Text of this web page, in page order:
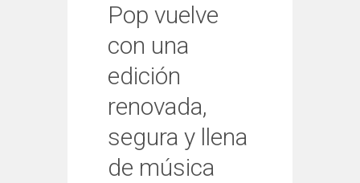
Pop vuelve
con una
edición
renovada,
segura y llena
de música